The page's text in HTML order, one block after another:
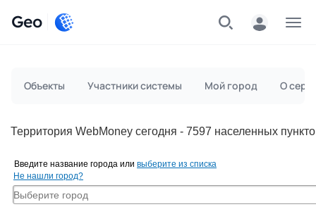
Geo
Объекты Участники системы Мой город О
Территория WebMoney сегодня - 7597 населенных
Введите название города или выберите из списка
Не нашли город?